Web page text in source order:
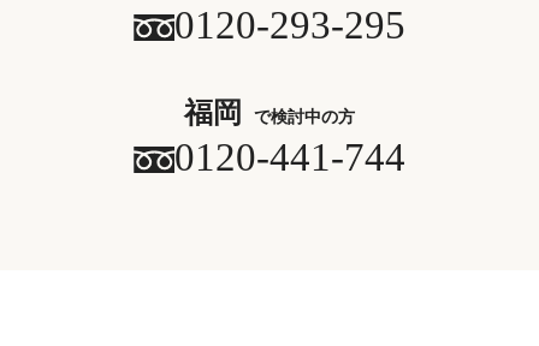
0120-293-295
福岡 で検討中の方
0120-441-744